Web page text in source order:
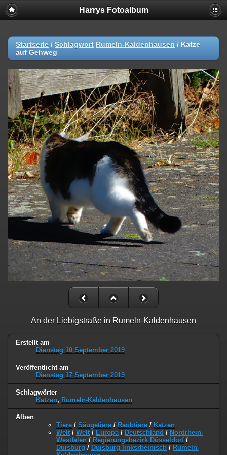
Harrys Fotoalbum
Startseite / Schlagwort Rumeln-Kaldenhausen / Katze
auf Gehweg
An der Liebigstraße in Rumeln-Kaldenhausen
Erstellt am
Dienstag 10 September 2019
Veröffentlicht am
Dienstag 17 September 2019
Schlagwörter
Katzen, Rumeln-Kaldenhausen
Alben
Tiere / Säugetiere / Raubtiere / Katzen
Welt / Welt / Europa / Deutschland / Nordrhein-
Westfalen / Regierungsbezirk Düsseldorf/
Duisburg / Duisburg linksrheinisch / Rumeln-